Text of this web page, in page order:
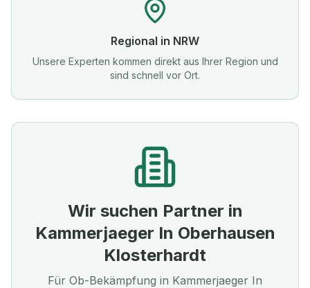
Regional in NRW
Unsere Experten kommen direkt aus Ihrer Region und
sind schnell vor Ort.
Wir suchen Partner in
Kammerjaeger In Oberhausen
Klosterhardt
Für Ob-Bekämpfung in Kammerjaeger In